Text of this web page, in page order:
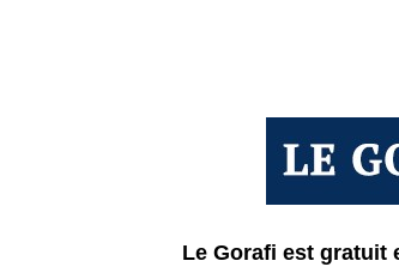
Le Gorafi est gratuit